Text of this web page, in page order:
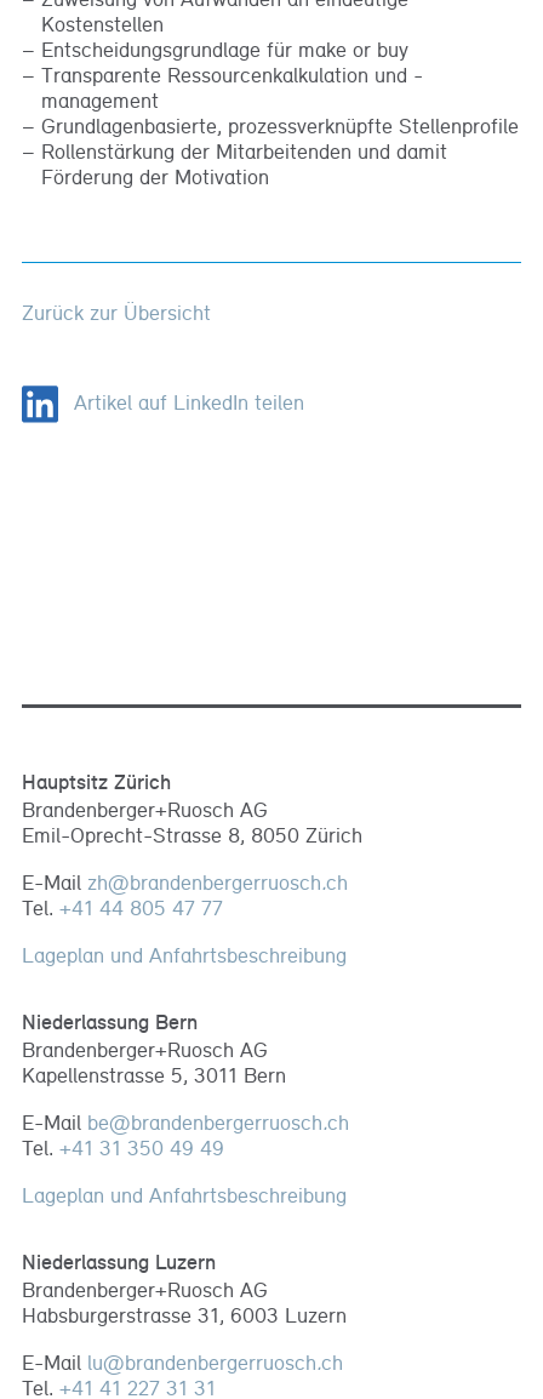
Kostenstellen
Entscheidungsgrundlage für make or buy
Transparente Ressourcenkalkulation und -
management
Grundlagenbasierte, prozessverknüpfte Stellenprofile
Rollenstärkung der Mitarbeitenden und damit
Förderung der Motivation
Zurück zur Übersicht
Artikel auf LinkedIn teilen
Hauptsitz Zürich
Brandenberger+Ruosch AG
Emil-Oprecht-Strasse 8, 8050 Zürich
E-Mail zh@brandenbergerruosch.ch
Tel. +41 44 805 47 77
Lageplan und Anfahrtsbeschreibung
Niederlassung Bern
Brandenberger+Ruosch AG
Kapellenstrasse 5, 3011 Bern
E-Mail be@brandenbergerruosch.ch
Tel. +41 31 350 49 49
Lageplan und Anfahrtsbeschreibung
Niederlassung Luzern
Brandenberger+Ruosch AG
Habsburgerstrasse 31, 6003 Luzern
E-Mail lu@brandenbergerruosch.ch
Tel. +41 41 227 31 31